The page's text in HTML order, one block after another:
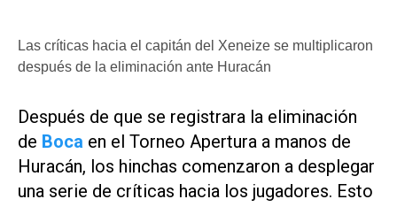
Las críticas hacia el capitán del Xeneize se multiplicaron
después de la eliminación ante Huracán
Después de que se registrara la eliminación
de Boca en el Torneo Apertura a manos de
Huracán, los hinchas comenzaron a desplegar
una serie de críticas hacia los jugadores. Esto